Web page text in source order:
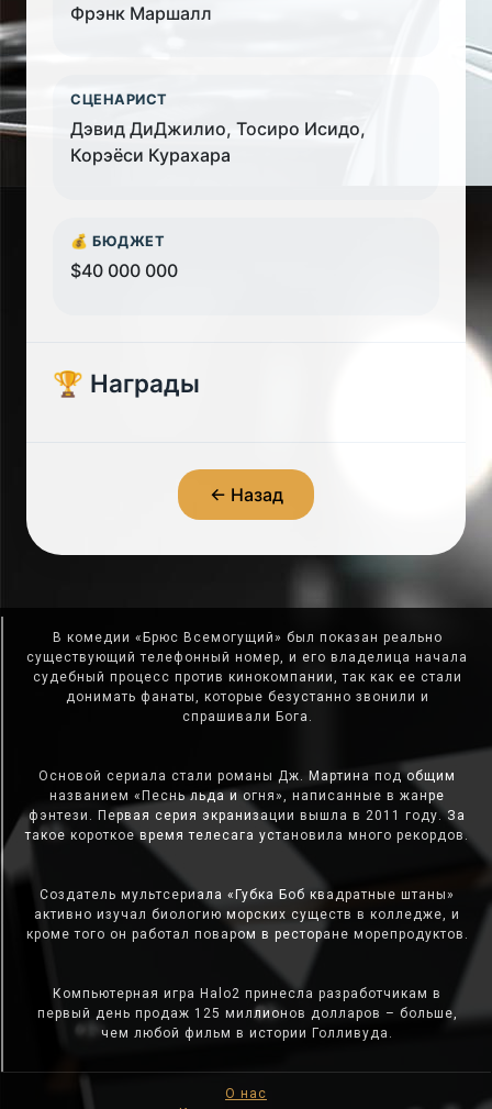
Фрэнк Маршалл
СЦЕНАРИСТ
Дэвид ДиДжилио, Тосиро Исидо,
Корэёси Курахара
💰 БЮДЖЕТ
$40 000 000
🏆 Награды
← Назад
В комедии «Брюс Всемогущий» был показан реально
существующий телефонный номер, и его владелица начала
судебный процесс против кинокомпании, так как ее стали
донимать фанаты, которые безустанно звонили и
спрашивали Бога.
Основой сериала стали романы Дж. Мартина под общим
названием «Песнь льда и огня», написанные в жанре
фэнтези. Первая серия экранизации вышла в 2011 году. За
такое короткое время телесага установила много рекордов.
Создатель мультсериала «Губка Боб квадратные штаны»
активно изучал биологию морских существ в колледже, и
кроме того он работал поваром в ресторане морепродуктов.
Компьютерная игра Halo2 принесла разработчикам в
первый день продаж 125 миллионов долларов – больше,
чем любой фильм в истории Голливуда.
О нас